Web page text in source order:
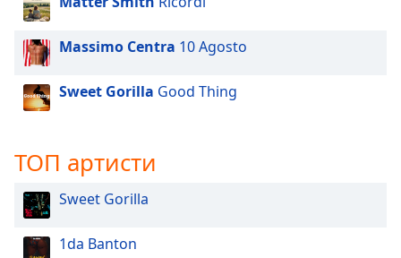
Opacity
Caption
Color
Opacity
Massimo Centra 10 Agosto
Sweet Gorilla Good Thing
ТОП артисти
Sweet Gorilla
1da Banton